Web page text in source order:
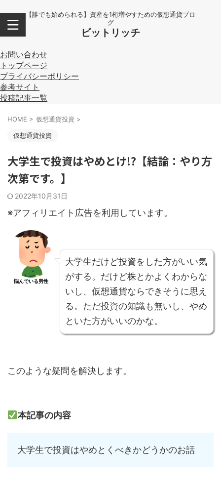
【誰でも始められる】資産を1桁増やすための仮想通貨ブロ
グ
ビットリッチ
お問い合わせ
トップページ
プライバシーポリシー
参考サイト
投稿記事一覧
HOME > 仮想通貨投資 >
仮想通貨投資
大学生で投資はやめとけ!?【結論：やり方
次第です。】
2022年10月31日
※アフィリエイト広告を利用しています。
悩んでいる男性
大学生だけど投資をした方がいい気
がする。だけど株とかよくわからな
いし、仮想通貨ならできそうに思え
る。ただ投資の知識も無いし、やめ
といた方がいいのかな。
このような疑問を解決します。
本記事の内容
大学生で投資はやめとくべきかどうかのお話